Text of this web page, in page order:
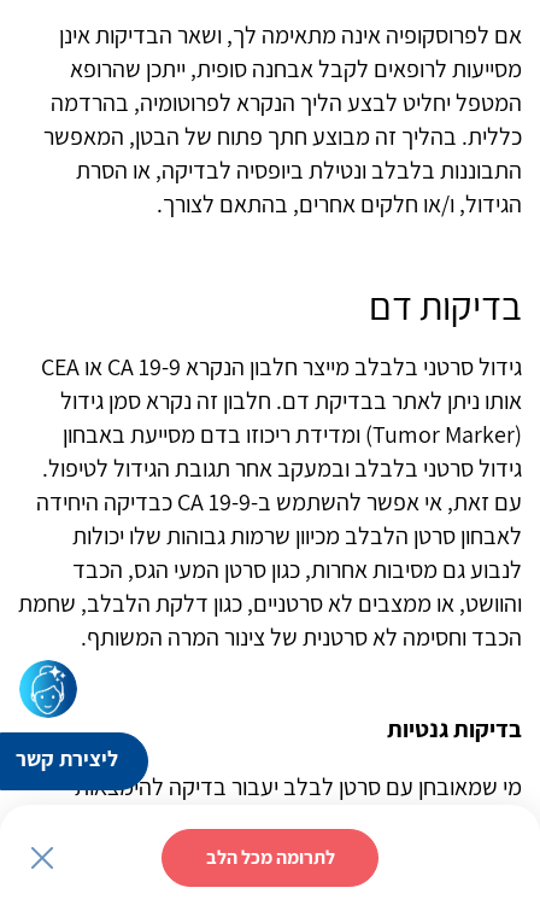
אם לפרוסקופיה אינה מתאימה לך, ושאר הבדיקות אינן
מסייעות לרופאים לקבל אבחנה סופית, ייתכן שהרופא
המטפל יחליט לבצע הליך הנקרא לפרוטומיה, בהרדמה
כללית. בהליך זה מבוצע חתך פתוח של הבטן, המאפשר
התבוננות בלבלב ונטילת ביופסיה לבדיקה, או הסרת
הגידול, ו/או חלקים אחרים, בהתאם לצורך.
בדיקות דם
גידול סרטני בלבלב מייצר חלבון הנקרא 19-9 CA או CEA
אותו ניתן לאתר בבדיקת דם. חלבון זה נקרא סמן גידול
(Tumor Marker) ומדידת ריכוזו בדם מסייעת באבחון
גידול סרטני בלבלב ובמעקב אחר תגובת הגידול לטיפול.
עם זאת, אי אפשר להשתמש ב-19-9 CA כבדיקה היחידה
לאבחון סרטן הלבלב מכיוון שרמות גבוהות שלו יכולות
לנבוע גם מסיבות אחרות, כגון סרטן המעי הגס, הכבד
והוושט, או ממצבים לא סרטניים, כגון דלקת הלבלב, שחמת
הכבד וחסימה לא סרטנית של צינור המרה המשותף.
בדיקות גנטיות
מי שמאובחן עם סרטן לבלב יעבור בדיקה להימצאות
המטפל לגבי הנחיצות של בדיקות נוספות, דוגמת בדיקה
לתרומה מכל הלב
ליצירת קשר